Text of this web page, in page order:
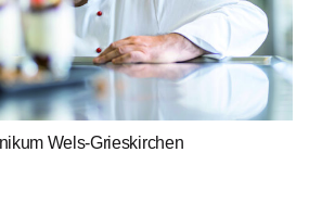
Wels-Grieskirchen